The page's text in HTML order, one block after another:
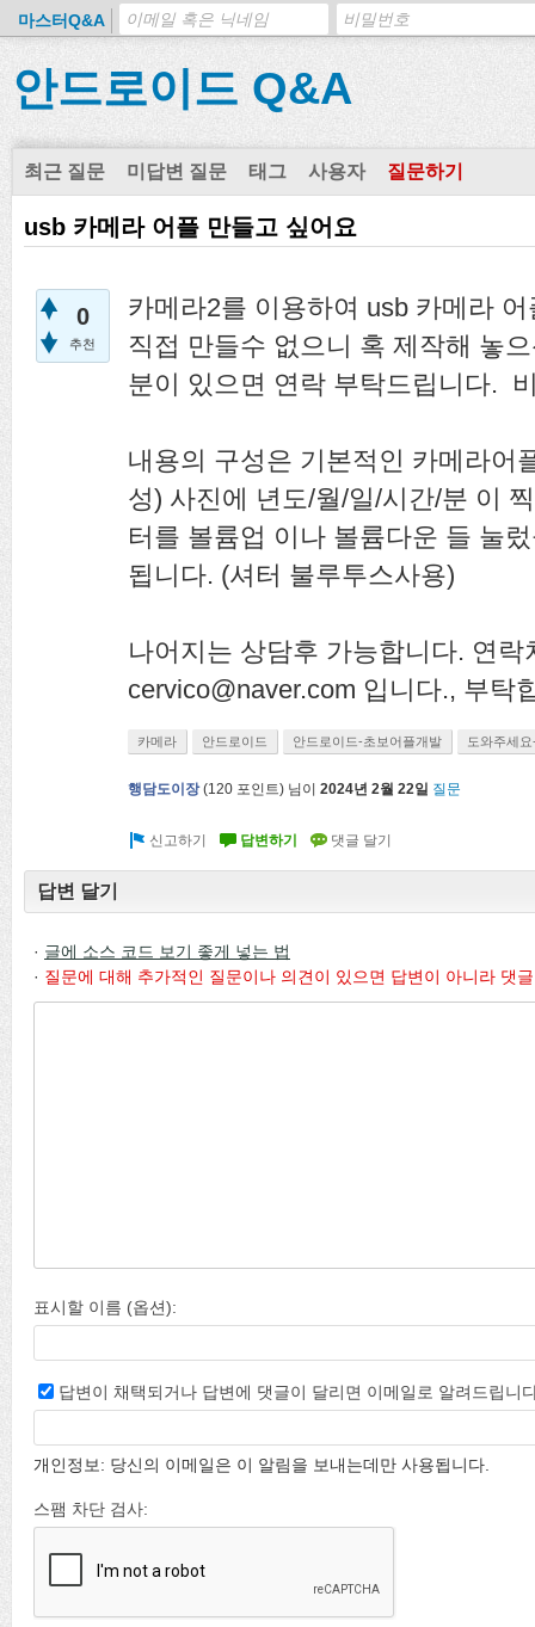
마스터Q&A
안드로이드 Q&A
최근 질문 미답변 질문 태그 사용자 질문하기
usb 카메라 어플 만들고 싶어요
0
추천
카메라2를 이용하여 usb 카메라
직접 만들수 없으니 혹 제작해 놓
분이 있으면 연락 부탁드립니다.
내용의 구성은 기본적인 카메라어
성) 사진에 년도/월/일/시간/분 이
터를 볼륨업 이나 볼륨다운 들 눌
됩니다. (셔터 불루투스사용)
나어지는 상담후 가능합니다. 연락
cervico@naver.com 입니다., 부탁
카메라 안드로이드 안드로이드-초보어플개발 도와주세요
행담도이장 (120 포인트) 님이 2024년 2월 22일 질문
답변 달기
· 글에 소스 코드 보기 좋게 넣는 법
· 질문에 대해 추가적인 질문이나 의견이 있으면 답변이 아니라 댓
표시할 이름 (옵션):
답변이 채택되거나 답변에 댓글이 달리면 이메일로 알려드립니
개인정보: 당신의 이메일은 이 알림을 보내는데만 사용됩니다.
스팸 차단 검사: